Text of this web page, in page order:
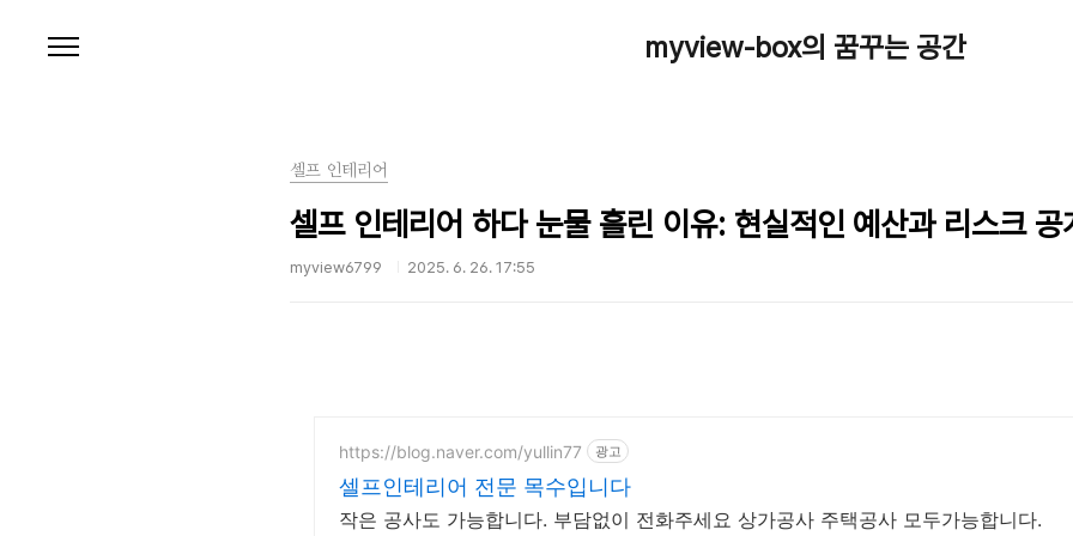
myview-box의 꿈꾸는 공간
셀프 인테리어
셀프 인테리어 하다 눈물 흘린 이유: 현실적인 예산과 리스크 공
myview6799 2025. 6. 26. 17:55
https://blog.naver.com/yullin77 광고
셀프인테리어 전문 목수입니다
작은 공사도 가능합니다. 부담없이 전화주세요 상가공사 주택공사 모두가능합니다.